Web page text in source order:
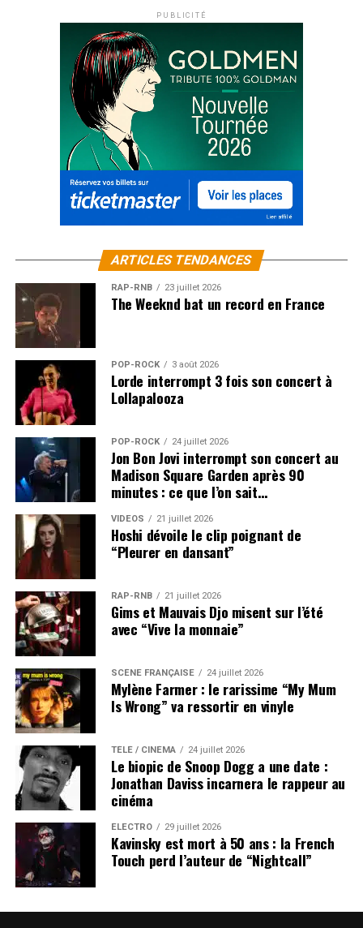
PUBLICITÉ
ARTICLES TENDANCES
RAP-RNB 23 juillet 2026
The Weeknd bat un record en France
POP-ROCK 3 août 2026
Lorde interrompt 3 fois son concert à
Lollapalooza
POP-ROCK 24 juillet 2026
Jon Bon Jovi interrompt son concert au
Madison Square Garden après 90
minutes : ce que l’on sait…
VIDEOS 21 juillet 2026
Hoshi dévoile le clip poignant de
“Pleurer en dansant”
RAP-RNB 21 juillet 2026
Gims et Mauvais Djo misent sur l’été
avec “Vive la monnaie”
SCÈNE FRANÇAISE 24 juillet 2026
Mylène Farmer : le rarissime “My Mum
Is Wrong” va ressortir en vinyle
TÉLÉ / CINÉMA 24 juillet 2026
Le biopic de Snoop Dogg a une date :
Jonathan Daviss incarnera le rappeur au
cinéma
ÉLECTRO 29 juillet 2026
Kavinsky est mort à 50 ans : la French
Touch perd l’auteur de “Nightcall”